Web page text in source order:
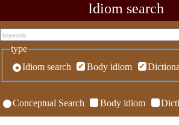
Idiom search
type
Idiom search
Body idiom
Conceptual Search Body idiom